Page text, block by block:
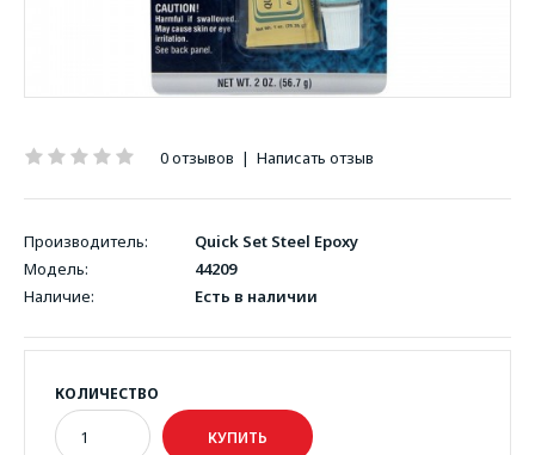
0 отзывов | Написать отзыв
Производитель:
Quick Set Steel Epoxy
Модель:
44209
Наличие:
Есть в наличии
КОЛИЧЕСТВО